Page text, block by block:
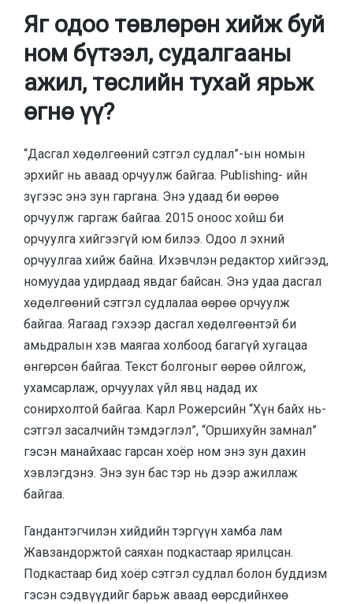
Яг одоо төвлөрөн хийж буй
ном бүтээл, судалгааны
ажил, төслийн тухай ярьж
өгнө үү?
“Дасгал хөдөлгөөний сэтгэл судлал”-ын номын
эрхийг нь аваад орчуулж байгаа. Publishing- ийн
зүгээс энэ зун гаргана. Энэ удаад би өөрөө
орчуулж гаргаж байгаа. 2015 оноос хойш би
орчуулга хийгээгүй юм билээ. Одоо л эхний
орчуулгаа хийж байна. Ихэвчлэн редактор хийгээд,
номуудаа удирдаад явдаг байсан. Энэ удаа дасгал
хөдөлгөөний сэтгэл судлалаа өөрөө орчуулж
байгаа. Яагаад гэхээр дасгал хөдөлгөөнтэй би
амьдралын хэв маягаа холбоод багагүй хугацаа
өнгөрсөн байгаа. Текст болгоныг өөрөө ойлгож,
ухамсарлаж, орчуулах үйл явц надад их
сонирхолтой байгаа. Карл Рожерсийн “Хүн байх нь-
сэтгэл засалчийн тэмдэглэл”, “Оршихуйн замнал”
гэсэн манайхаас гарсан хоёр ном энэ зун дахин
хэвлэгдэнэ. Энэ зун бас тэр нь дээр ажиллаж
байгаа.
Гандантэгчилэн хийдийн тэргүүн хамба лам
Жавзандоржтой саяхан подкастаар ярилцсан.
Подкастаар бид хоёр сэтгэл судлал болон буддизм
гэсэн сэдвүүдийг барьж аваад өөрсдийнхөө